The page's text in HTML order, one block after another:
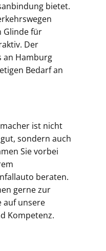
bietet.
Glinde für
Der
an Hamburg
Bedarf an
ist nicht
sondern auch
Sie vorbei
beraten.
gerne zur
auf unsere
Kompetenz.